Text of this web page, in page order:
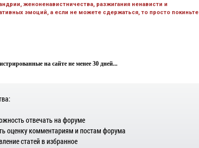
женоненавистничества, разжигания ненависти и
эмоций, а если не можете сдержаться, то просто покиньте
на сайте не менее 30 дней...
отвечать на форуме
оценку комментариям и постам форума
статей в избранное